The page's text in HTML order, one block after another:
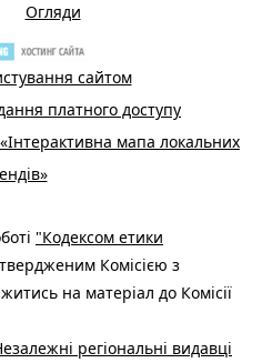
Огляди
сайтом
платного доступу
мапа локальних
"Кодексом етики
Комісією з
на матеріал до Комісії
регіональні видавці